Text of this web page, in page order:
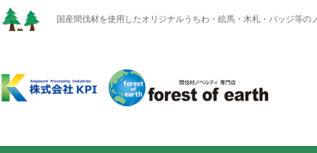
国産間伐材を使用したオリジナルうちわ・絵馬・木札・バッジ